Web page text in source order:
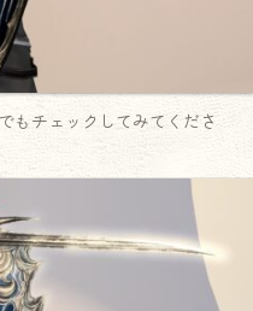
もチェックしてみてくださ